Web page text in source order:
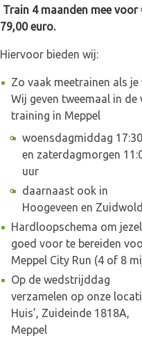
Train 4 maanden mee voor
79,00 euro.
Hiervoor bieden wij:
Zo vaak meetrainen als je
Wij geven tweemaal in de
training in Meppel
woensdagmiddag
en zaterdagmorgen
uur
daarnaast ook in
Hoogeveen en
Hardloopschema om
goed voor te bereiden
Meppel City Run (4 of 8
Op de wedstrijddag
verzamelen op onze
Huis’, Zuideinde 1818A,
Meppel